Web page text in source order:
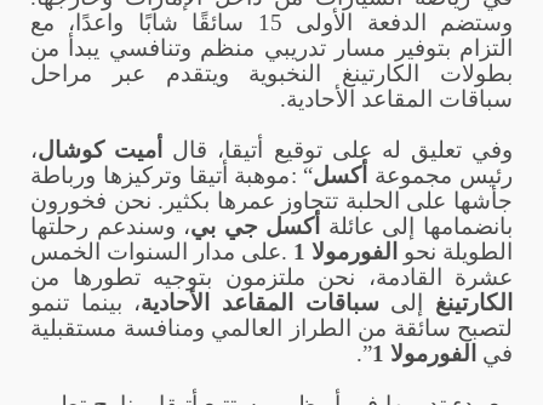
وستضم الدفعة الأولى 15 سائقًا شابًا واعدًا، مع
التزام بتوفير مسار تدريبي منظم وتنافسي يبدأ من
بطولات الكارتينغ النخبوية ويتقدم عبر مراحل
سباقات المقاعد الأحادية.
وفي تعليق له على توقيع أتيقا، قال
أميت كوشال،
رئيس مجموعة أكسل: “موهبة أتيقا وتركيزها ورباطة
جأشها على الحلبة تتجاوز عمرها بكثير. نحن فخورون
بانضمامها إلى عائلة أكسل جي بي، وسندعم رحلتها
الطويلة نحو الفورمولا 1 .على مدار السنوات الخمس
عشرة القادمة، نحن ملتزمون بتوجيه تطورها من
الكارتينغ إلى سباقات المقاعد الأحادية، بينما تنمو
لتصبح سائقة من الطراز العالمي ومنافسة مستقبلية
في الفورمولا 1
.”